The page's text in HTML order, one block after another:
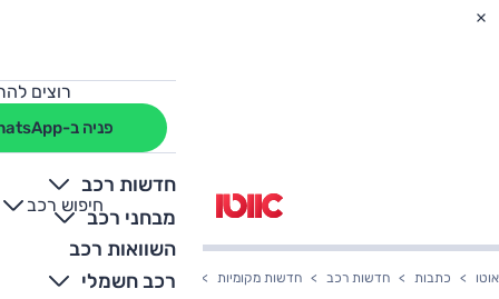
רוצים
פניה ב-WhatsApp
חדשות רכב
מבחני רכב
השוואות רכב
רכב חשמלי
חיפוש רכב
+
-
אוטו כתבות חדשות רכב חדשות מקומיות יונדאי איוניק 5 המחודש בארץ – המחיר החל מ-210,000 שקלים